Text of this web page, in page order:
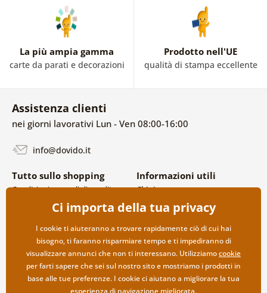
La più ampia gamma
carte da parati e decorazioni
Prodotto nell'UE
qualità di stampa eccellente
Assistenza clienti
nei giorni lavorativi Lun - Ven 08:00-16:00
info@dovido.it
Tutto sullo shopping
Condizioni generali di vendita e
Politica sulla privacy
Opzioni di spedizione e
pagamento
Reso della merce
Informazioni utili
Chi siamo
FAQ
Contatti
Collaborazione all’ingrosso
Ci importa della tua privacy
I cookie ti aiuteranno a trovare rapidamente ciò di cui hai
bisogno, ti faranno risparmiare tempo e ti impediranno di
visualizzare annunci che non ti interessano. Utilizziamocookie
per farti sapere che sei sul nostro sito e mostriamo i prodotti in
base alle tue preferenze. I cookie ci aiutano a migliorare la tua
esperienza di navigazione migliorata.